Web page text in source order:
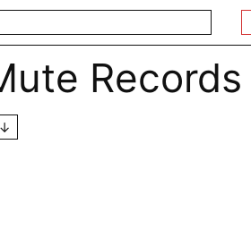
Records